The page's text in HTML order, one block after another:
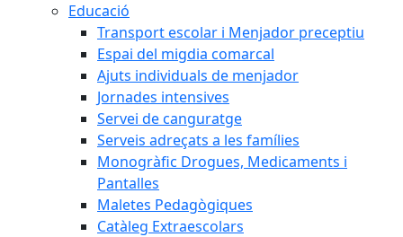
Educació
Transport escolar i Menjador preceptiu
Espai del migdia comarcal
Ajuts individuals de menjador
Jornades intensives
Servei de canguratge
Serveis adreçats a les famílies
Monogràfic Drogues, Medicaments i
Pantalles
Maletes Pedagògiques
Catàleg Extraescolars